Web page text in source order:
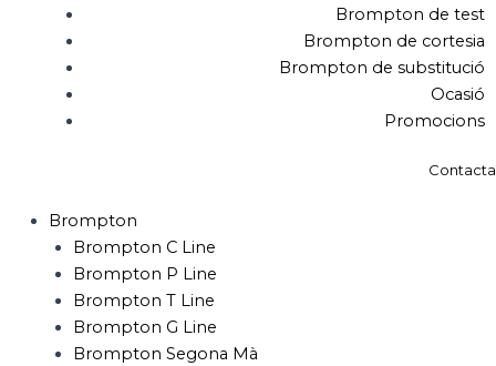
Brompton de test
Brompton de cortesia
Brompton de substitució
Ocasió
Promocions
Contacta
Brompton
Brompton C Line
Brompton P Line
Brompton T Line
Brompton G Line
Brompton Segona Mà